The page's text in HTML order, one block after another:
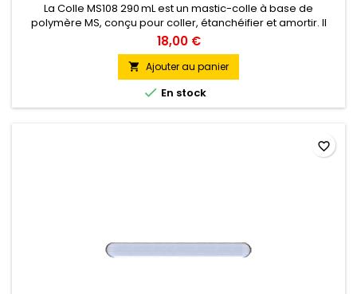
La Colle MS108 290 mL est un mastic-colle à base de
polymère MS, conçu pour coller, étanchéifier et amortir. Il
adhère sans primaire sur la plupart des supports (verre, bois,
métal, PVC, pierre, béton), en intérieur comme en extérieur.
Flexible et durable, résistant aux UV et aux intempéries. Mise
en œuvre facile avec pistolet standard, sans odeur et sans...
18,00 €
 Ajouter au panier
 En stock
favorite_border